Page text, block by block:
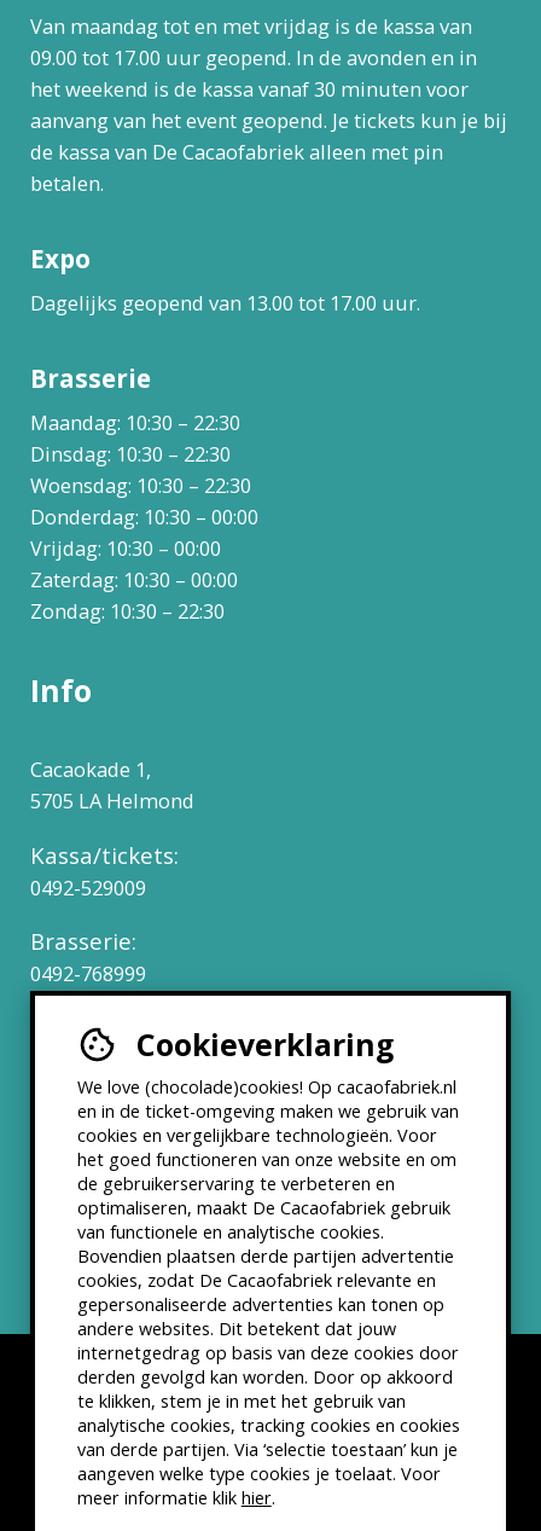
Cookieverklaring
We love (chocolade)cookies! Op cacaofabriek.nl
en in de ticket-omgeving maken we gebruik van
cookies en vergelijkbare technologieën. Voor
het goed functioneren van onze website en om
de gebruikerservaring te verbeteren en
optimaliseren, maakt De Cacaofabriek gebruik
van functionele en analytische cookies.
Bovendien plaatsen derde partijen advertentie
cookies, zodat De Cacaofabriek relevante en
gepersonaliseerde advertenties kan tonen op
andere websites. Dit betekent dat jouw
internetgedrag op basis van deze cookies door
derden gevolgd kan worden. Door op akkoord
te klikken, stem je in met het gebruik van
analytische cookies, tracking cookies en cookies
van derde partijen. Via ‘selectie toestaan’ kun je
aangeven welke type cookies je toelaat. Voor
meer informatie klik hier.
Van maandag tot en met vrijdag is de kassa van
09.00 tot 17.00 uur geopend. In de avonden en in
het weekend is de kassa vanaf 30 minuten voor
aanvang van het event geopend. Je tickets kun je bij
de kassa van De Cacaofabriek alleen met pin
betalen.
Expo
Dagelijks geopend van 13.00 tot 17.00 uur.
Brasserie
Maandag: 10:30 – 22:30
Dinsdag: 10:30 – 22:30
Woensdag: 10:30 – 22:30
Donderdag: 10:30 – 00:00
Vrijdag: 10:30 – 00:00
Zaterdag: 10:30 – 00:00
Zondag: 10:30 – 22:30
Info
Cacaokade 1,
5705 LA Helmond
Kassa/tickets:
0492-529009
Brasserie:
0492-768999
Werken bij
Partners & Samenwerkingen
ANBI status
Nieuwsbrief
Disclaimer Privacyverklaring
Kleine lettertjes
VSCD Bezoekersvoorwaarden